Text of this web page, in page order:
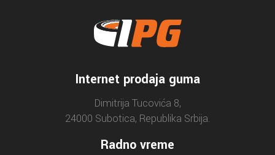
Internet prodaja guma
Dimitrija Tucovića 8,
24000 Subotica, Republika Srbija.
Radno vreme